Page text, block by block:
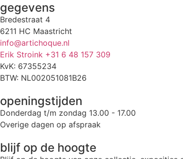
gegevens
Bredestraat 4
6211 HC Maastricht
info@artichoque.nl
Erik Stroink +31 6 48 157 309
KvK: 67355234
BTW: NL002051081B26
openingstijden
Donderdag t/m zondag 13.00 - 17.00
Overige dagen op afspraak
blijf op de hoogte